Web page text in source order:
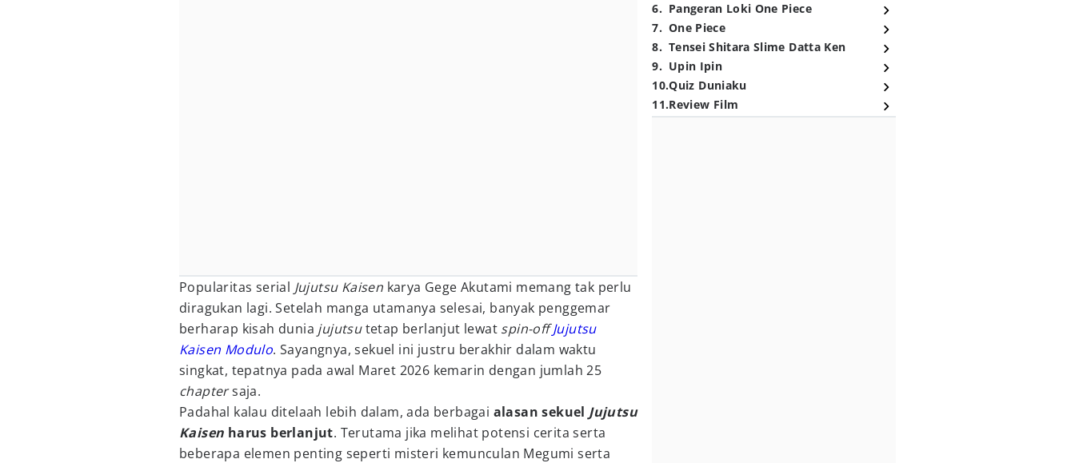
Popularitas serial Jujutsu Kaisen karya Gege Akutami memang tak perlu
diragukan lagi. Setelah manga utamanya selesai, banyak penggemar
berharap kisah dunia jujutsutetap berlanjut lewat spin-off Jujutsu
Kaisen Modulo. Sayangnya, sekuel ini justru berakhir dalam waktu
singkat, tepatnya pada awal Maret 2026 kemarin dengan jumlah 25
chaptersaja.
Padahal kalau ditelaah lebih dalam, ada berbagai alasan sekuel Jujutsu
Kaisen harus berlanjut. Terutama jika melihat potensi cerita serta
beberapa elemen penting seperti misteri kemunculan Megumi serta
6. Pangeran Loki One Piece
7. One Piece
8. Tensei Shitara Slime Datta Ken
9. Upin Ipin
10.Quiz Duniaku
11.Review Film